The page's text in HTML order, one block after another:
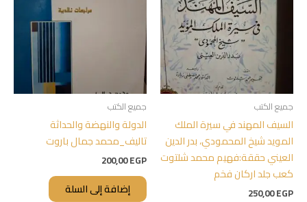
جميع الكتب
السيف المهند في سيرة الملك
المويد شيخ المحمودي، بدر الدين
العيني حققة:فهيم محمد شلتوت
كعب جلد اركان فخم
250,00EGP
جميع الكتب
الدولة والنهضة والحداثة
تاليف_محمد جمال باروت
200,00EGP
إضافة إلى السلة